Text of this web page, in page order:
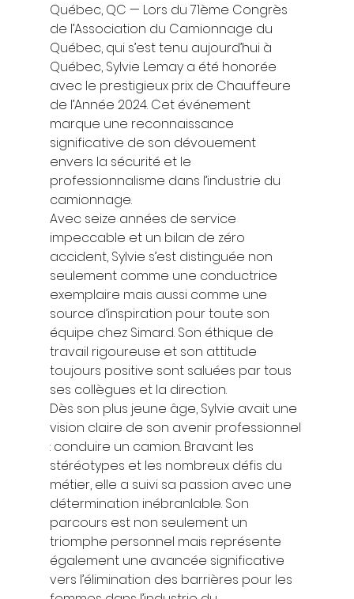
Québec, QC — Lors du 71ème Congrès
de l’Association du Camionnage du
Québec, qui s’est tenu aujourd’hui à
Québec, Sylvie Lemay a été honorée
avec le prestigieux prix de Chauffeure
de l’Année 2024. Cet événement
marque une reconnaissance
significative de son dévouement
envers la sécurité et le
professionnalisme dans l’industrie du
camionnage.
Avec seize années de service
impeccable et un bilan de zéro
accident, Sylvie s’est distinguée non
seulement comme une conductrice
exemplaire mais aussi comme une
source d’inspiration pour toute son
équipe chez Simard. Son éthique de
travail rigoureuse et son attitude
toujours positive sont saluées par tous
ses collègues et la direction.
Dès son plus jeune âge, Sylvie avait une
vision claire de son avenir professionnel
: conduire un camion. Bravant les
stéréotypes et les nombreux défis du
métier, elle a suivi sa passion avec une
détermination inébranlable. Son
parcours est non seulement un
triomphe personnel mais représente
également une avancée significative
vers l’élimination des barrières pour les